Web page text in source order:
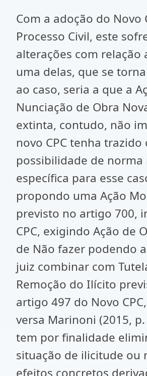
Com a adoção do Novo
Processo Civil, este
alterações com relação
uma delas, que se
ao caso, seria a que a
Nunciação de Obra
extinta, contudo, não
novo CPC tenha trazido
possibilidade de norma
específica para esse
propondo uma Ação
previsto no artigo 700,
CPC, exigindo Ação de
de Não fazer podendo
juiz combinar com
Remoção do Ilícito
artigo 497 do Novo
versa Marinoni (2015, p.
tem por finalidade
situação de ilicitude ou
efeitos concretos